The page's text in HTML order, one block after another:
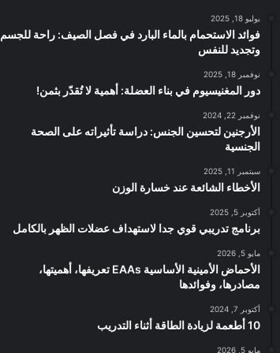
يوليو 18, 2025
فوائد الاستحمام بالماء البارد في فصل الصيف: راحة للجسم
وتجديد للنفس
نوفمبر 18, 2025
دور المغنيسيوم في بناء العضلة: أهمية لا تُقدّر بثمن!
نوفمبر 22, 2024
الأرجنين لتحسين الجنس: دراسة تأثيراته على الصحة
الجنسية
سبتمبر 11, 2025
الأخطاء الشائعة عند خسارة الوزن
أكتوبر 5, 2025
برنامج تدريبي قوي جدا لاستهداف عضلات الظهر بالكامل
مايو 5, 2026
الأحماض الأمينية الأساسية EAAs تعريفها، أهميتها،
مصادرها، وفوائدها
أكتوبر 7, 2024
10 أطعمة لزيادة الطاقة أثناء التدريب
مايو 5, 2026